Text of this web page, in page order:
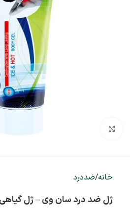
خانه/ضددرد
ژل ضد درد سان وی – ژل